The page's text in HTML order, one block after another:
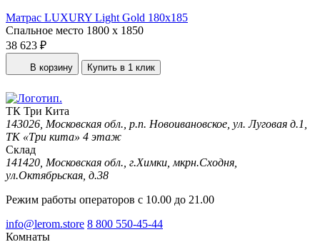
Матрас LUXURY Light Gold 180x185
Спальное место 1800 x 1850
38 623 ₽
В корзину Купить в 1 клик
ТК Три Кита
143026, Московская обл., р.п. Новоивановское, ул. Луговая д.1,
ТК «Три кита» 4 этаж
Склад
141420, Московская обл., г.Химки, мкрн.Сходня,
ул.Октябрьская, д.38
Режим работы операторов с 10.00 до 21.00
info@lerom.store 8 800 550-45-44
Комнаты